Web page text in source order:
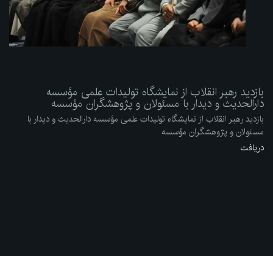
بازدید رهبر انقلاب از نمایشگاه تولیدات علمی مؤسسه
دارالحدیث و دیدار با مسئولان و پژوهشگران مؤسسه
بازدید رهبر انقلاب از نمایشگاه تولیدات علمی مؤسسه دارالحدیث و دیدار با
مسئولان و پژوهشگران مؤسسه
دریافت